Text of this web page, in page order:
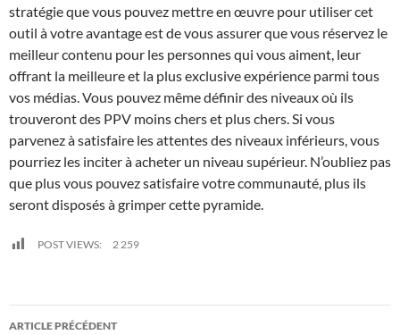
stratégie que vous pouvez mettre en œuvre pour utiliser cet
outil à votre avantage est de vous assurer que vous réservez le
meilleur contenu pour les personnes qui vous aiment, leur
offrant la meilleure et la plus exclusive expérience parmi tous
vos médias. Vous pouvez même définir des niveaux où ils
trouveront des PPV moins chers et plus chers. Si vous
parvenez à satisfaire les attentes des niveaux inférieurs, vous
pourriez les inciter à acheter un niveau supérieur. N’oubliez pas
que plus vous pouvez satisfaire votre communauté, plus ils
seront disposés à grimper cette pyramide.
POST VIEWS: 2 259
Navigation
ARTICLE PRÉCÉDENT